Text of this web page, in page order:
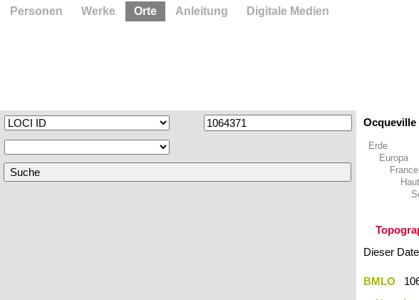
Ocqueville
Erde
Europa
France
Dieser
BMLO
Personen Werke Orte Anleitung Digitale Medien